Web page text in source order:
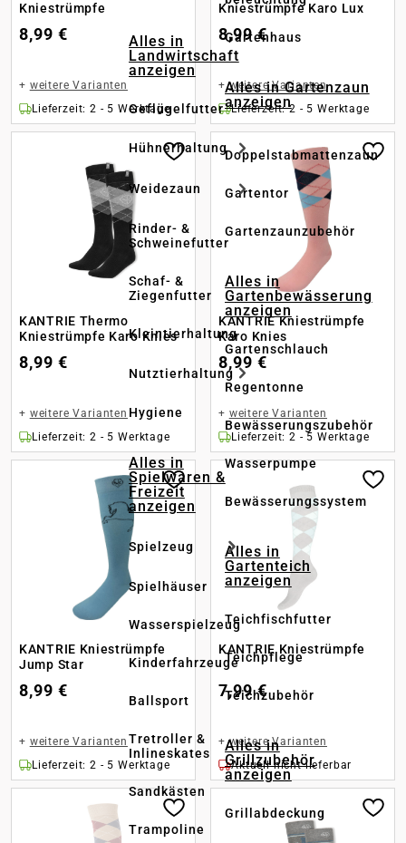
Alles in
Landwirtschaft
anzeigen
Geflügelfutter
Hühnerhaltung
Weidezaun
Rinder- &
Schweinefutter
Schaf- &
Ziegenfutter
Kleintierhaltung
Nutztierhaltung
Hygiene
Alles in
Spielwaren &
Freizeit
anzeigen
Spielzeug
Spielhäuser
Wasserspielzeug
Kinderfahrzeuge
Ballsport
Tretroller &
Inlineskates
Sandkästen
Trampoline
Gartenhaus
Alles in Gartenzaun
anzeigen
Doppelstabmattenzaun
Gartentor
Gartenzaunzubehör
Alles in
Gartenbewässerung
anzeigen
Gartenschlauch
Regentonne
Bewässerungszubehör
Wasserpumpe
Bewässerungssystem
Alles in
Gartenteich
anzeigen
Teichfischfutter
Teichpflege
Teichzubehör
Alles in
Grillzubehör
anzeigen
Grillabdeckung
Kniestrümpfe
8,99 €
+ weitere Varianten
Lieferzeit: 2 - 5 Werktage
Kniestrümpfe Karo Lux
8,99 €
+weitere Varianten
Lieferzeit: 2 - 5 Werktage
KANTRIE Thermo
Kniestrümpfe Karo Knies
8,99 €
+ weitere Varianten
Lieferzeit: 2 - 5 Werktage
KANTRIE Kniestrümpfe
Karo Knies
8,99 €
+ weitere Varianten
Lieferzeit: 2 - 5 Werktage
KANTRIE Kniestrümpfe
Jump Star
8,99 €
+ weitere Varianten
Lieferzeit: 2 - 5 Werktage
KANTRIE Kniestrümpfe
7,99 €
+weitere Varianten
Aktuell nicht lieferbar